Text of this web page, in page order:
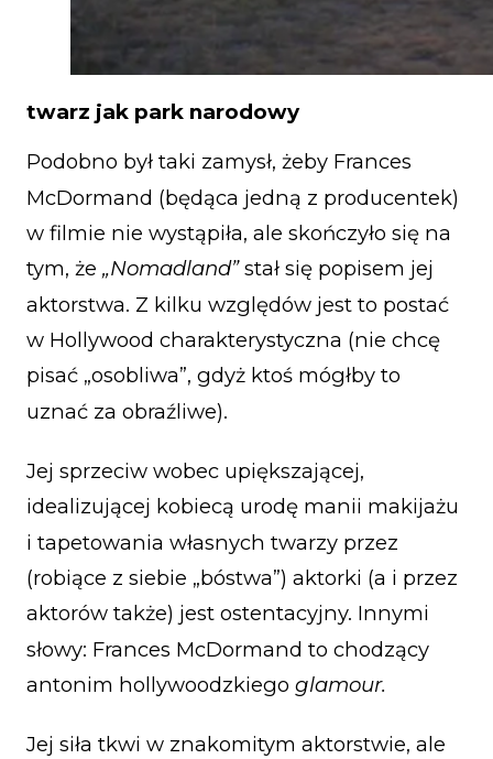
twarz jak park narodowy
Podobno był taki zamysł, żeby Frances
McDormand (będąca jedną z producentek)
w filmie nie wystąpiła, ale skończyło się na
tym, że „Nomadland”stał się popisem jej
aktorstwa. Z kilku względów jest to postać
w Hollywood charakterystyczna (nie chcę
pisać „osobliwa”, gdyż ktoś mógłby to
uznać za obraźliwe).
Jej sprzeciw wobec upiększającej,
idealizującej kobiecą urodę manii makijażu
i tapetowania własnych twarzy przez
(robiące z siebie „bóstwa”) aktorki (a i przez
aktorów także) jest ostentacyjny. Innymi
słowy: Frances McDormand to chodzący
antonim hollywoodzkiego glamour.
Jej siła tkwi w znakomitym aktorstwie, ale